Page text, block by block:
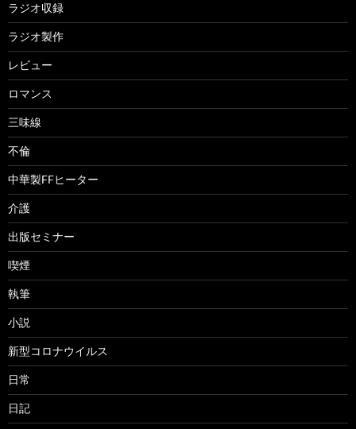
ラジオ収録
ラジオ製作
レビュー
ロマンス
三味線
不倫
中華製FFヒーター
介護
出版セミナー
喫煙
執筆
小説
新型コロナウイルス
日常
日記